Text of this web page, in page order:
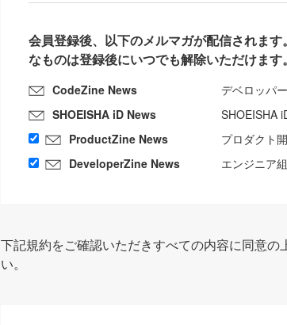
会員登録後、以下のメルマガが配信されま
なものは登録後にいつでも解除いただけます。
CodeZine News
デベロッパ
SHOEISHA iD News
SHOEISHA
ProductZine News
プロダクト
DeveloperZine News
エンジニア
下記規約をご確認いただきすべての内容に同意
い。